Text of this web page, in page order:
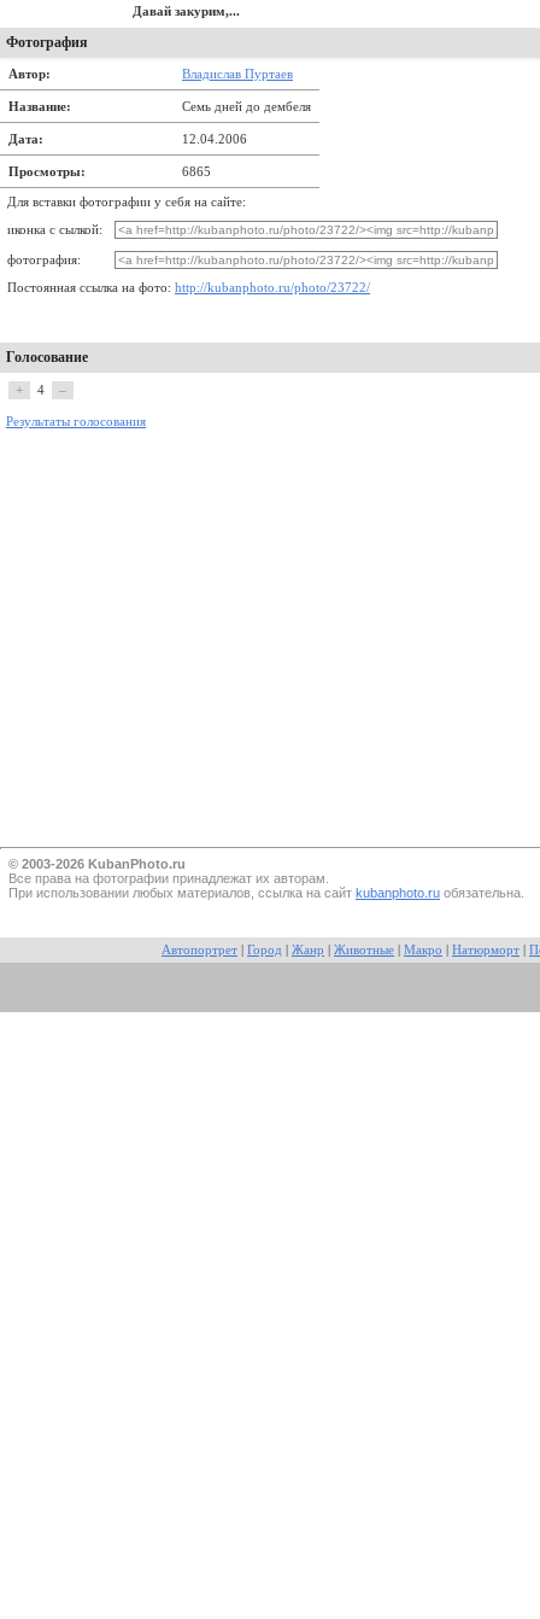
Давай закурим,...
Фотография
Автор: Владислав Пуртаев
Название: Семь дней до дембеля
Дата: 12.04.2006
Просмотры: 6865
Для вставки фотографии у себя на сайте:
иконка с сылкой:
фотография:
Постоянная ссылка на фото: http://kubanphoto.ru/photo/23722/
Голосование
+ 4 –
Результаты голосования
© 2003-2026 KubanPhoto.ru
Все прaва на фотографии принадлежат их авторам.
При использовании любых материалов, ссылка на сайт kubanphoto.ru обязательна.
Автопортрет Город Жанр Животные Макро Натюрморт